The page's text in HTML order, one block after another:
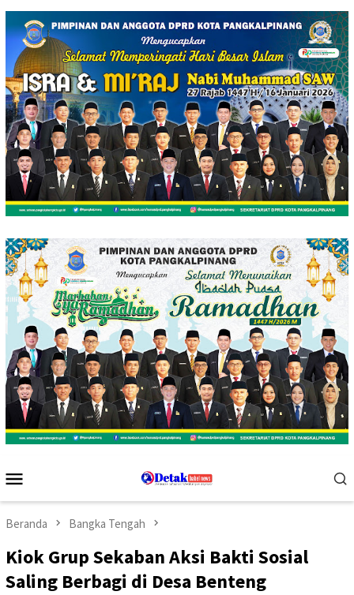
Loncat
konten
Mobile
Beranda Bangka Tengah
Kiok Grup Sekaban Aksi Bakti Sosial
Saling Berbagi di Desa Benteng